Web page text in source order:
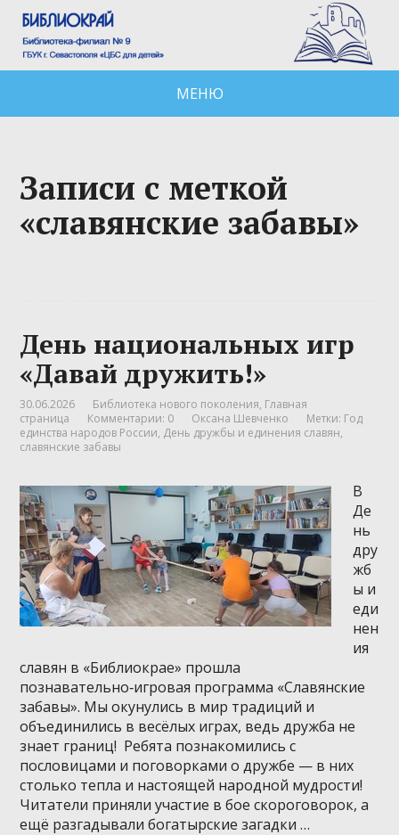
МЕНЮ
Записи с меткой
«славянские забавы»
День национальных игр
«Давай дружить!»
30.06.2026 Библиотека нового поколения, Главная
страница
Комментарии: 0 Оксана Шевченко Метки: Год
единства народов России, День дружбы и единения славян,
славянские забавы
В
Де
нь
дру
жб
ы и
еди
нен
ия
славян в «Библиокрае» прошла
познавательно‑игровая программа «Славянские
забавы». Мы окунулись в мир традиций и
объединились в весёлых играх, ведь дружба не
знает границ! Ребята познакомились с
пословицами и поговорками о дружбе — в них
столько тепла и настоящей народной мудрости!
Читатели приняли участие в бое скороговорок, а
ещё разгадывали богатырские загадки …